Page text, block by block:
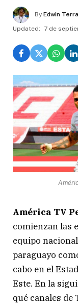
By Edwin
Updated:
7 de
América TV
comienzan las
equipo
paraguayo
cabo en el
Este. En la
qué canales